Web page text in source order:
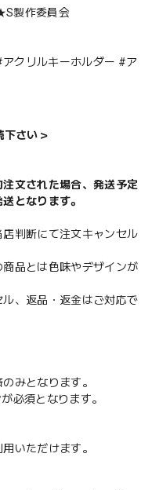
製作委員会
クリルキーホルダー #ア
下さい＞
文された場合、発送予定
となります。
店判断にて注文キャンセル
商品とは色味やデザインが
ル、返品・返金はご対応で
みとなります。
必須となります。
いただけます。